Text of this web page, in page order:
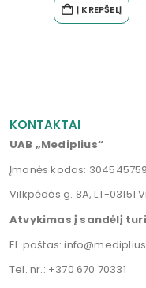
Į KREPŠELĮ
KONTAKTAI
UAB „Mediplius“
Įmonės kodas: 304545759
Vilkpėdės g. 8A, LT-03151
Atvykimas į sandėlį
El. paštas:
Tel. nr.: +370 670 70331